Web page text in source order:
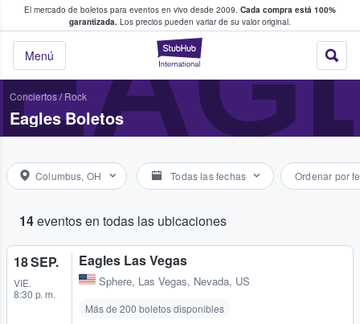
El mercado de boletos para eventos en vivo desde 2009. Cada compra está 100%
garantizada. Los precios pueden variar de su valor original.
StubHub: donde
Menú
fans compran y venden boletos
Conciertos/Rock
Eagles Boletos
Columbus, OH Todas las fechas Ordenar por
14eventos en todas las ubicaciones
18 SEP.
VIE.
8:30 p. m.
Eagles Las Vegas
Sphere, Las Vegas, Nevada, US
Más de 200 boletos disponibles